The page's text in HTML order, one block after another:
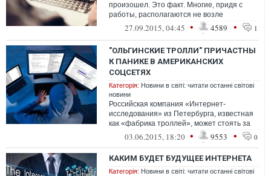
произошел. Это факт. Многие, придя с
работы, располагаются не возле
телевизора, а у компьютера. Соцсети
предполагают ...
27.09.2015, 04:45 • 4589 • 1
"ОЛЬГИНСКИЕ ТРОЛЛИ" ПРИЧАСТНЫ
К ПАНИКЕ В АМЕРИКАНСКИХ
СОЦСЕТЯХ
Категорія: Новини в світі: читати останні світові
новини
Российская компания «Интернет-
исследования» из Петербурга, известная
как «фабрика троллей», может стоять за
серией провокаций в американских
03.06.2015, 18:20 • 9553 • 0
КАКИМ БУДЕТ БУДУЩЕЕ ИНТЕРНЕТА
Категорія: Новини в світі: читати останні світові